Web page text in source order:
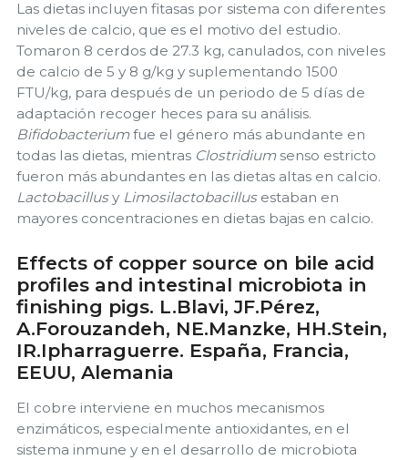
Las dietas incluyen fitasas por sistema con diferentes
niveles de calcio, que es el motivo del estudio.
Tomaron 8 cerdos de 27.3 kg, canulados, con niveles
de calcio de 5 y 8 g/kg y suplementando 1500
FTU/kg, para después de un periodo de 5 días de
adaptación recoger heces para su análisis.
Bifidobacteriumfue el género más abundante en
todas las dietas, mientras Clostridiumsenso estricto
fueron más abundantes en las dietas altas en calcio.
Lactobacillusy Limosilactobacillusestaban en
mayores concentraciones en dietas bajas en calcio.
Effects of copper source on bile acid
profiles and intestinal microbiota in
finishing pigs. L.Blavi, JF.Pérez,
A.Forouzandeh, NE.Manzke, HH.Stein,
IR.Ipharraguerre. España, Francia,
EEUU, Alemania
El cobre interviene en muchos mecanismos
enzimáticos, especialmente antioxidantes, en el
sistema inmune y en el desarrollo de microbiota